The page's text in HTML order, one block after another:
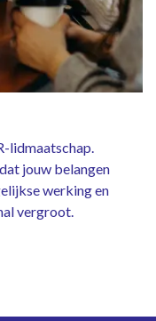
lidmaatschap.
jouw belangen
werking en
vergroot.